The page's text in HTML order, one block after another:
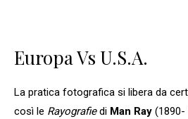
Europa Vs U.S.A.
La pratica fotografica si libera da
così le Rayografiedi Man Ray (1890-